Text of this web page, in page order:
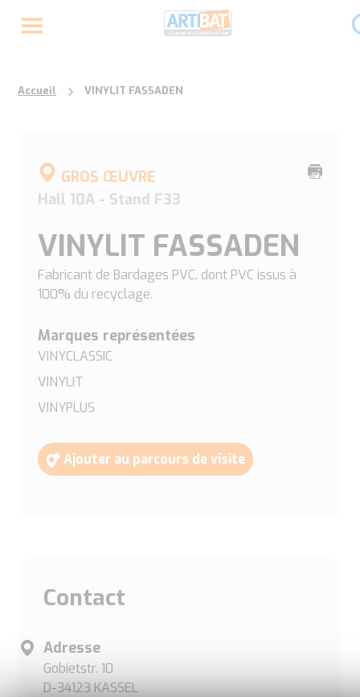
Accueil VINYLIT FASSADEN
Imprimer
GROS ŒUVRE
Hall 10A - Stand F33
VINYLIT FASSADEN
Fabricant de Bardages PVC, dont PVC issus à
100% du recyclage.
Marques représentées
VINYCLASSIC
VINYLIT
VINYPLUS
Ajouter au parcours de visite
Contact
Adresse
Gobietstr. 10
D-34123 KASSEL